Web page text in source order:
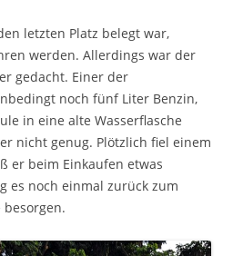
letzten Platz belegt war,
werden. Allerdings war der
gedacht. Einer der
noch fünf Liter Benzin,
in eine alte Wasserflasche
nicht genug. Plötzlich fiel einem
er beim Einkaufen etwas
es noch einmal zurück zum
besorgen.